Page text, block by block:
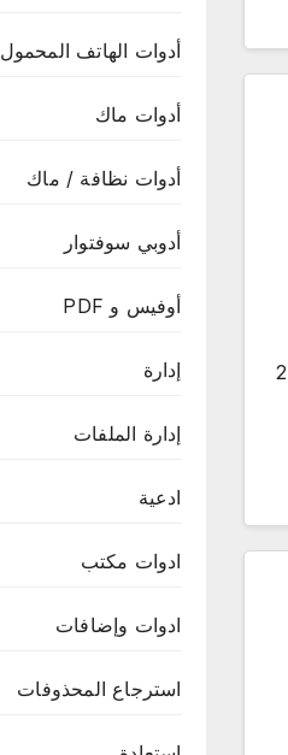
يونيو، استرجاع المحذوفات, برامج المحذوفات, كمبيوتر 2
أدوات الهاتف المحمول
أدوات ماك
أدوات نظافة / ماك
أدوبي سوفتوار
أوفيس و PDF
إدارة
إدارة الملفات
ادعية
ادوات مكتب
ادوات وإضافات
استرجاع المحذوفات